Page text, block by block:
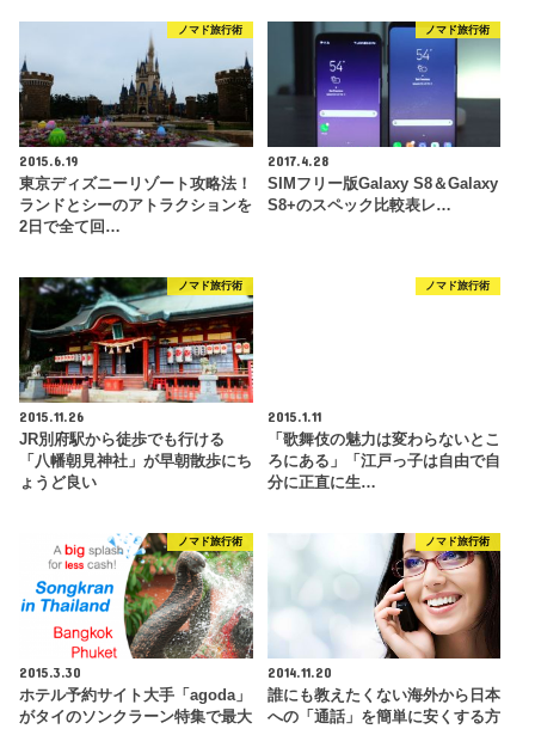
ノマド旅行術
2015.6.19
東京ディズニーリゾート攻略法！
ランドとシーのアトラクションを
2日で全て回…
ノマド旅行術
2017.4.28
SIMフリー版Galaxy S8＆Galaxy
S8+のスペック比較表レ…
ノマド旅行術
2015.11.26
JR別府駅から徒歩でも行ける
「八幡朝見神社」が早朝散歩にち
ょうど良い
ノマド旅行術
2015.1.11
「歌舞伎の魅力は変わらないとこ
ろにある」「江戸っ子は自由で自
分に正直に生…
ノマド旅行術
2015.3.30
ホテル予約サイト大手「agoda」
がタイのソンクラーン特集で最大
ノマド旅行術
2014.11.20
誰にも教えたくない海外から日本
への「通話」を簡単に安くする方